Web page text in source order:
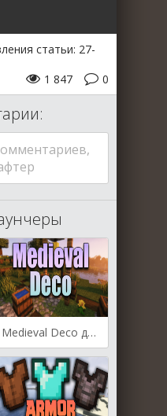
статьи: 27-
0
1 847
Medieval Deco для Майнкрафт [1.19.2, 1.18.2, 1.17.1]